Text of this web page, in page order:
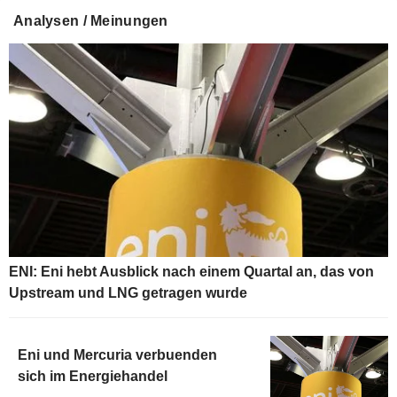
Analysen / Meinungen
ENI: Eni hebt Ausblick nach einem Quartal an, das von
Upstream und LNG getragen wurde
Eni und Mercuria verbuenden
sich im Energiehandel